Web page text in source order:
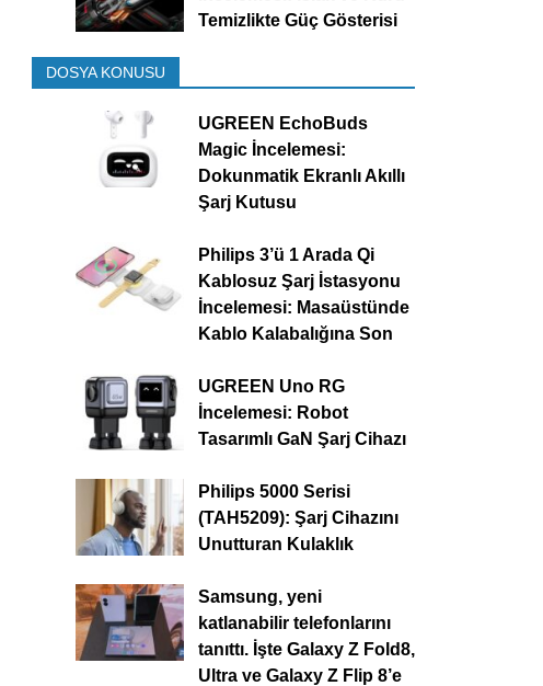
Temizlikte Güç Gösterisi
DOSYA KONUSU
UGREEN EchoBuds
Magic İncelemesi:
Dokunmatik Ekranlı Akıllı
Şarj Kutusu
Philips 3’ü 1 Arada Qi
Kablosuz Şarj İstasyonu
İncelemesi: Masaüstünde
Kablo Kalabalığına Son
UGREEN Uno RG
İncelemesi: Robot
Tasarımlı GaN Şarj Cihazı
Philips 5000 Serisi
(TAH5209): Şarj Cihazını
Unutturan Kulaklık
Samsung, yeni
katlanabilir telefonlarını
tanıttı. İşte Galaxy Z Fold8,
Ultra ve Galaxy Z Flip 8’e